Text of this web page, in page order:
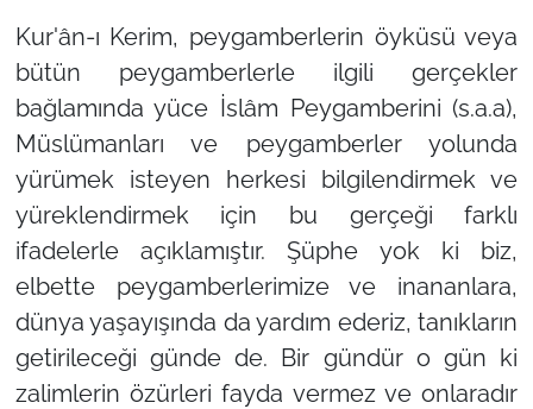
Kur'ân-ı Kerim, peygamberlerin öyküsü veya
bütün peygamberlerle ilgili gerçekler
bağlamında yüce İslâm Peygamberini (s.a.a),
Müslümanları ve peygamberler yolunda
yürümek isteyen herkesi bilgilendirmek ve
yüreklendirmek için bu gerçeği farklı
ifadelerle açıklamıştır. Şüphe yok ki biz,
elbette peygamberlerimize ve inananlara,
dünya yaşayışında da yardım ederiz, tanıkların
getirileceği günde de. Bir gündür o gün ki
zalimlerin özürleri fayda vermez ve onlaradır